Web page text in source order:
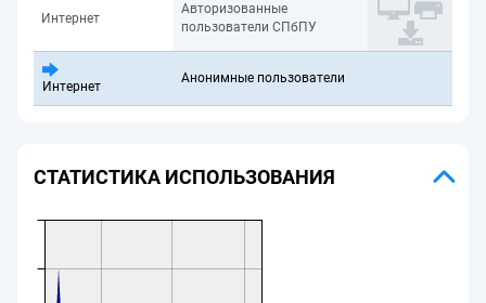
Интернет
Авторизованные
пользователи СПбПУ
Интернет
Анонимные пользователи
СТАТИСТИКА ИСПОЛЬЗОВАНИЯ